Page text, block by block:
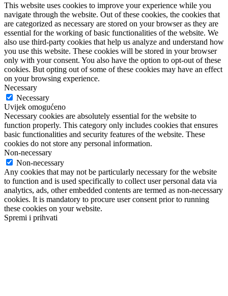
This website uses cookies to improve your experience while you
navigate through the website. Out of these cookies, the cookies that
are categorized as necessary are stored on your browser as they are
essential for the working of basic functionalities of the website. We
also use third-party cookies that help us analyze and understand how
you use this website. These cookies will be stored in your browser
only with your consent. You also have the option to opt-out of these
cookies. But opting out of some of these cookies may have an effect
on your browsing experience.
Necessary
Necessary
Uvijek omogućeno
Necessary cookies are absolutely essential for the website to
function properly. This category only includes cookies that ensures
basic functionalities and security features of the website. These
cookies do not store any personal information.
Non-necessary
Non-necessary
Any cookies that may not be particularly necessary for the website
to function and is used specifically to collect user personal data via
analytics, ads, other embedded contents are termed as non-necessary
cookies. It is mandatory to procure user consent prior to running
these cookies on your website.
Spremi i prihvati